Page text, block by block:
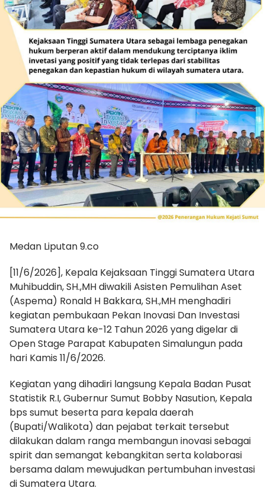
Medan Liputan 9.co
[11/6/2026], Kepala Kejaksaan Tinggi Sumatera Utara
Muhibuddin, SH.,MH diwakili Asisten Pemulihan Aset
(Aspema) Ronald H Bakkara, SH.,MH menghadiri
kegiatan pembukaan Pekan Inovasi Dan Investasi
Sumatera Utara ke-12 Tahun 2026 yang digelar di
Open Stage Parapat Kabupaten Simalungun pada
hari Kamis 11/6/2026.
Kegiatan yang dihadiri langsung Kepala Badan Pusat
Statistik R.I, Gubernur Sumut Bobby Nasution, Kepala
bps sumut beserta para kepala daerah
(Bupati/Walikota) dan pejabat terkait tersebut
dilakukan dalam ranga membangun inovasi sebagai
spirit dan semangat kebangkitan serta kolaborasi
bersama dalam mewujudkan pertumbuhan investasi
di Sumatera Utara.